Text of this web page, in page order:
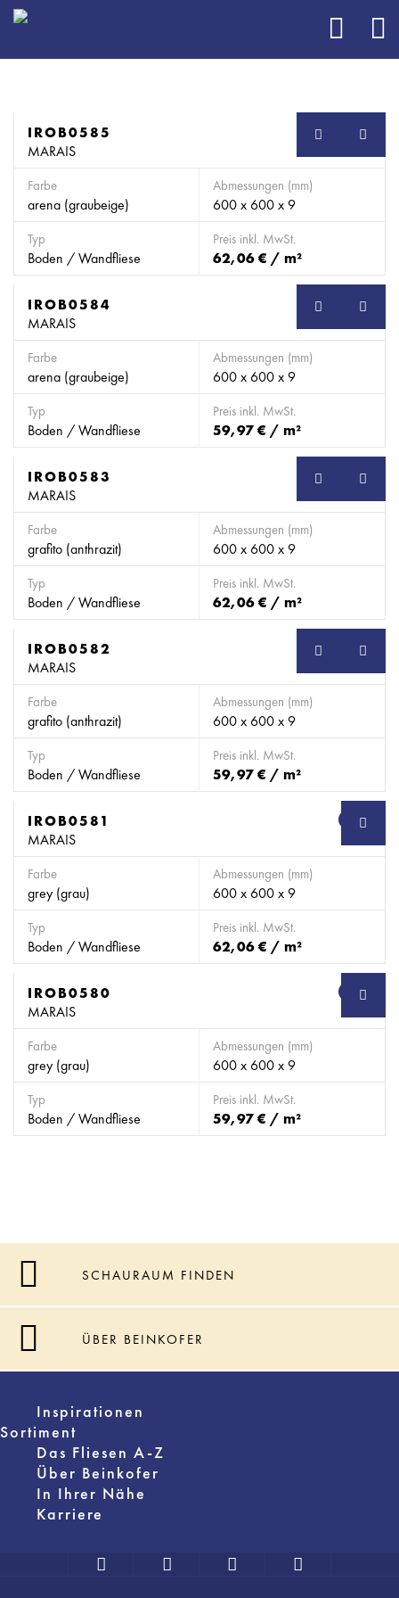
SB
IROB0585
MARAIS
Farbe
arena (graubeige)
Abmessungen (mm)
600 x 600 x 9
Typ
Boden / Wandfliese
Preis inkl. MwSt.
62,06 € / m²
SB
IROB0584
MARAIS
Farbe
arena (graubeige)
Abmessungen (mm)
600 x 600 x 9
Typ
Boden / Wandfliese
Preis inkl. MwSt.
59,97 € / m²
SB
IROB0583
MARAIS
Farbe
grafito (anthrazit)
Abmessungen (mm)
600 x 600 x 9
Typ
Boden / Wandfliese
Preis inkl. MwSt.
62,06 € / m²
SB
IROB0582
MARAIS
Farbe
grafito (anthrazit)
Abmessungen (mm)
600 x 600 x 9
Typ
Boden / Wandfliese
Preis inkl. MwSt.
59,97 € / m²
SB
IROB0581
MARAIS
Farbe
grey (grau)
Abmessungen (mm)
600 x 600 x 9
Typ
Boden / Wandfliese
Preis inkl. MwSt.
62,06 € / m²
SB
IROB0580
MARAIS
Farbe
grey (grau)
Abmessungen (mm)
600 x 600 x 9
Typ
Boden / Wandfliese
Preis inkl. MwSt.
59,97 € / m²
SCHAURAUM FINDEN
ÜBER BEINKOFER
Inspirationen
Sortiment
Das Fliesen A-Z
Über Beinkofer
In Ihrer Nähe
Karriere